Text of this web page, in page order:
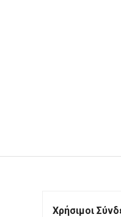
Χρήσιμοι